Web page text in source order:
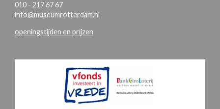
010 - 217 67 67
info@museumrotterdam.nl
openingstijden en prijzen